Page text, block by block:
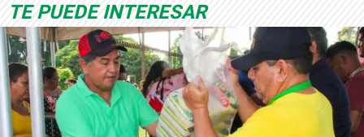
TE PUEDE INTERESAR